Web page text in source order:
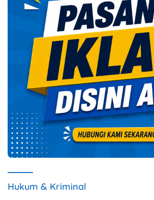
Hukum & Kriminal